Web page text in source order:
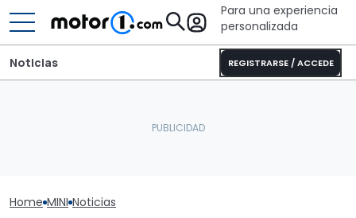
Para una experiencia
personalizada
REGISTRARSE / ACCEDE
Noticias
Home MINI Noticias